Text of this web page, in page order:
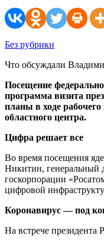
Без рубрики
Что обсуждали
Посещение
программа визита
планы в ходе
областного центра.
Цифра решает все
Во время посещения
Никитин, генеральный
госкорпорации
цифровой
Коронавирус — под
На встрече президента